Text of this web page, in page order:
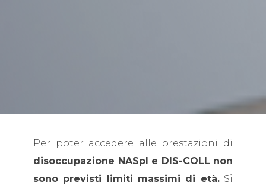
Per poter accedere alle prestazioni di
disoccupazione NASpI e DIS-COLL non
sono previsti limiti massimi di età.Si